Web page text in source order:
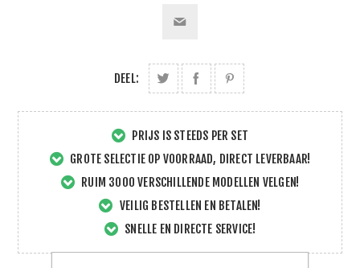
DEEL:
PRIJS IS STEEDS PER SET
GROTE SELECTIE OP VOORRAAD, DIRECT LEVERBAAR!
RUIM 3000 VERSCHILLENDE MODELLEN VELGEN!
VEILIG BESTELLEN EN BETALEN!
SNELLE EN DIRECTE SERVICE!